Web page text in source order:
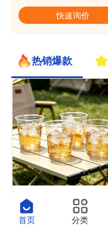
快速询价
热销爆款
PET果切杯11
￥0.41
首页 分类